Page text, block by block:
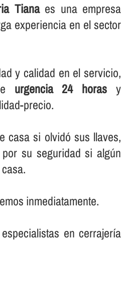
Tianaes una empresa
experiencia en el sector
y calidad en el servicio,
urgencia 24 horas y
precio.
casa si olvidó sus llaves,
su seguridad si algún
inmediatamente.
en cerrajerí­a